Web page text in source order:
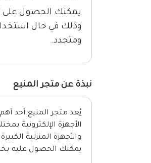
يمكنك الحصول على
وذلك في حال
ومتجدد.
نبذة عن متجر المنيع
يُعد متجر المنيع أحد
الأجهزة الإلكترونية
والأجهزة المنزلية
يمكنك الحصول عليه